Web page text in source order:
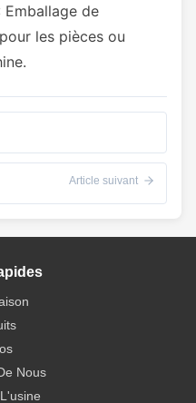
Emballage de
les pièces ou
Article suivant
Nous